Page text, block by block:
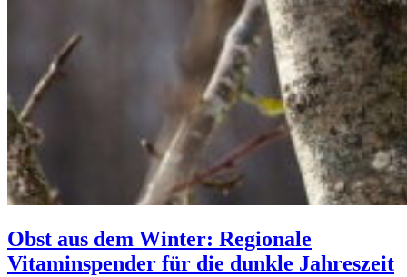
Obst aus dem Winter: Regionale
Vitaminspender für die dunkle Jahreszeit